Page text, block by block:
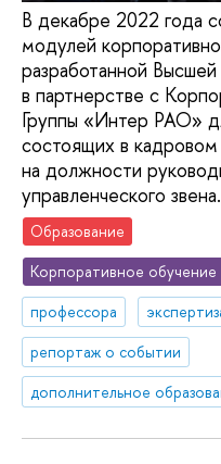
В декабре 2022 года
модулей
разработанной
в партнерстве с
Группы «Интер РАО»
состоящих в
на должности
управленческого звена.
Образование
Корпоративное обучение
профессора
репортаж о событии
дополнительное